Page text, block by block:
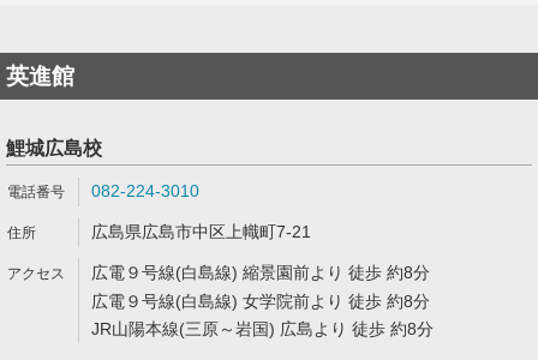
英進館
鯉城広島校
082-224-3010
広島県広島市中区上幟町7-21
広電９号線(白島線) 縮景園前より 徒歩 約8分
広電９号線(白島線) 女学院前より 徒歩 約8分
JR山陽本線(三原～岩国) 広島より 徒歩 約8分